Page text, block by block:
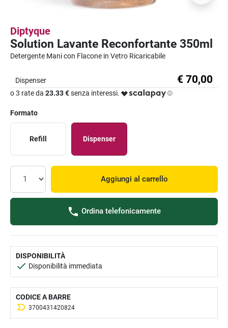
Diptyque
Solution Lavante Reconfortante 350ml
Detergente Mani con Flacone in Vetro Ricaricabile
Dispenser € 70,00
o 3 rate da 23.33 €senza interessi.
Formato
Refill Dispenser
Aggiungi al carrello
Ordina telefonicamente
DISPONIBILITÀ
Disponibilità immediata
CODICE A BARRE
3700431420824